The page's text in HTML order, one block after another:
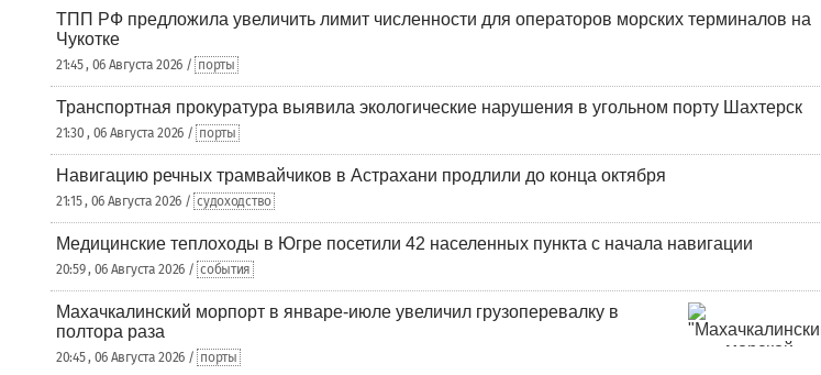
ТПП РФ предложила увеличить лимит численности для операторов морских терминалов на
Чукотке
21:45 , 06 Августа 2026 / порты
Транспортная прокуратура выявила экологические нарушения в угольном порту Шахтерск
21:30 , 06 Августа 2026 / порты
Навигацию речных трамвайчиков в Астрахани продлили до конца октября
21:15 , 06 Августа 2026 / судоходство
Медицинские теплоходы в Югре посетили 42 населенных пункта с начала навигации
20:59 , 06 Августа 2026 / события
Махачкалинский морпорт в январе-июле увеличил грузоперевалку в
полтора раза
20:45 , 06 Августа 2026 / порты